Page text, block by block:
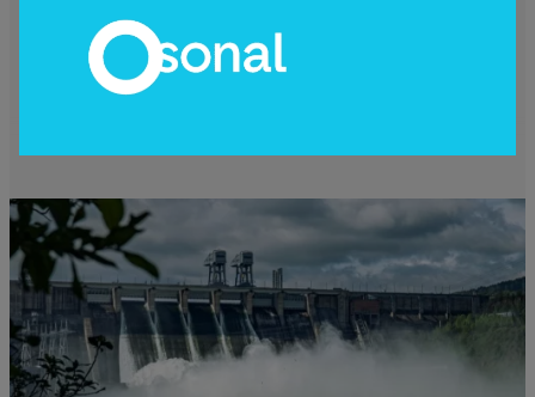
¿Una nueva hidroeléctrica binacional?
Reactivan en Argentina el debate sobre
Corpus Christi (un proyecto de US$
4.200 millones)